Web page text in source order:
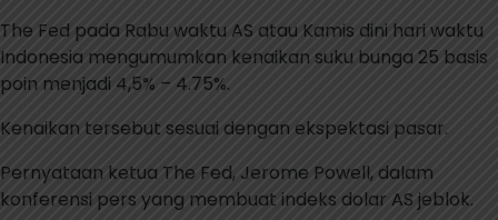
The Fed pada Rabu waktu AS atau Kamis dini hari waktu
Indonesia mengumumkan kenaikan suku bunga 25 basis
poin menjadi 4,5% – 4.75%.
Kenaikan tersebut sesuai dengan ekspektasi pasar.
Pernyataan ketua The Fed, Jerome Powell, dalam
konferensi pers yang membuat indeks dolar AS jeblok.